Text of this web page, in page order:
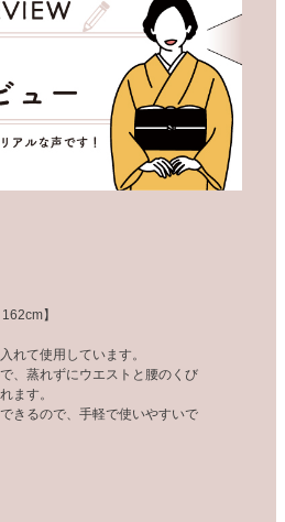
】
れて使用しています。
、蒸れずにウエストと腰のくび
ます。
きるので、手軽で使いやすいで